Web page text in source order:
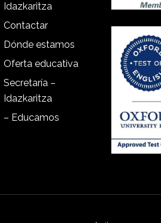
Idazkaritza
Contactar
Dónde estamos
Oferta educativa
Secretaría –
Idazkaritza
– Educamos